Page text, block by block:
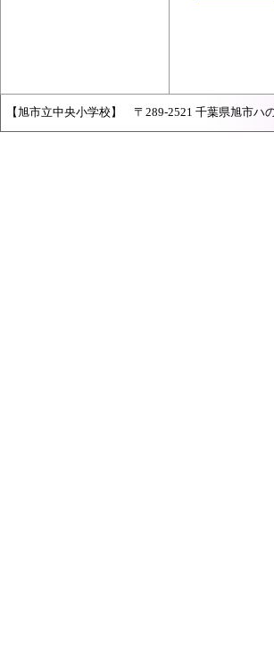
【旭市立中央小学校】 〒289-2521 千葉県旭市ハ